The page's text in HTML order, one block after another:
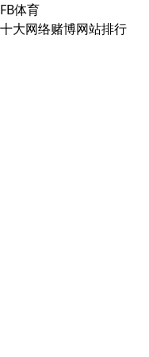
FB体育
十大网络赌博网站排行